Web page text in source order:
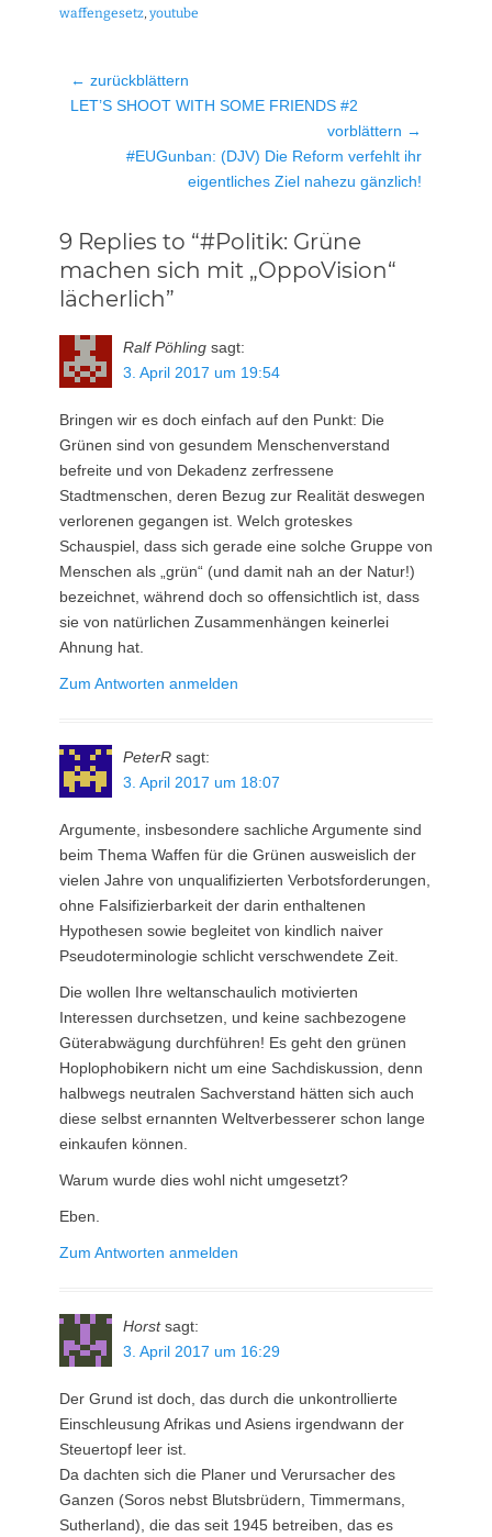
waffengesetz youtube
Beitragsnavigation
← zurückblättern
Vorheriger
LET’S SHOOT WITH SOME FRIENDS #2
vorblättern →
Nächster#EUGunban: (DJV) Die Reform verfehlt ihr
eigentliches Ziel nahezu gänzlich!
9 Replies to “#Politik: Grüne
machen sich mit „OppoVision“
lächerlich”
Ralf Pöhling sagt:
3. April 2017 um 19:54
Bringen wir es doch einfach auf den Punkt: Die
Grünen sind von gesundem Menschenverstand
befreite und von Dekadenz zerfressene
Stadtmenschen, deren Bezug zur Realität deswegen
verlorenen gegangen ist. Welch groteskes
Schauspiel, dass sich gerade eine solche Gruppe von
Menschen als „grün“ (und damit nah an der Natur!)
bezeichnet, während doch so offensichtlich ist, dass
sie von natürlichen Zusammenhängen keinerlei
Ahnung hat.
Zum Antworten anmelden
PeterR sagt:
3. April 2017 um 18:07
Argumente, insbesondere sachliche Argumente sind
beim Thema Waffen für die Grünen ausweislich der
vielen Jahre von unqualifizierten Verbotsforderungen,
ohne Falsifizierbarkeit der darin enthaltenen
Hypothesen sowie begleitet von kindlich naiver
Pseudoterminologie schlicht verschwendete Zeit.
Die wollen Ihre weltanschaulich motivierten
Interessen durchsetzen, und keine sachbezogene
Güterabwägung durchführen! Es geht den grünen
Hoplophobikern nicht um eine Sachdiskussion, denn
halbwegs neutralen Sachverstand hätten sich auch
diese selbst ernannten Weltverbesserer schon lange
einkaufen können.
Warum wurde dies wohl nicht umgesetzt?
Eben.
Zum Antworten anmelden
Horst sagt:
3. April 2017 um 16:29
Der Grund ist doch, das durch die unkontrollierte
Einschleusung Afrikas und Asiens irgendwann der
Steuertopf leer ist.
Da dachten sich die Planer und Verursacher des
Ganzen (Soros nebst Blutsbrüdern, Timmermans,
Sutherland), die das seit 1945 betreiben, das es